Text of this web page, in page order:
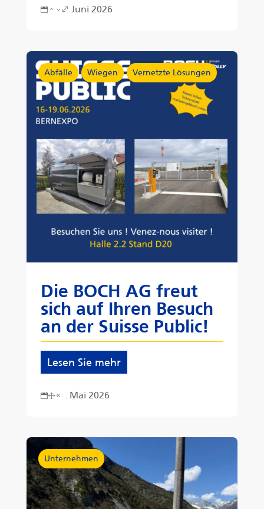
23. Juni 2026
Abfälle Wiegen Vernetzte Lösungen
Die BOCH AG freut
sich auf Ihren Besuch
an der Suisse Public!
Lesen Sie mehr
18 . Mai 2026
Unternehmen